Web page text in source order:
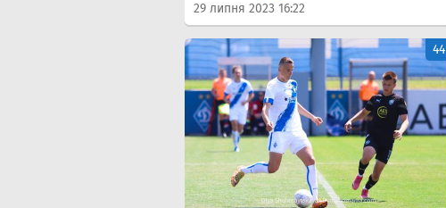
29 липня 2023 16:22
44